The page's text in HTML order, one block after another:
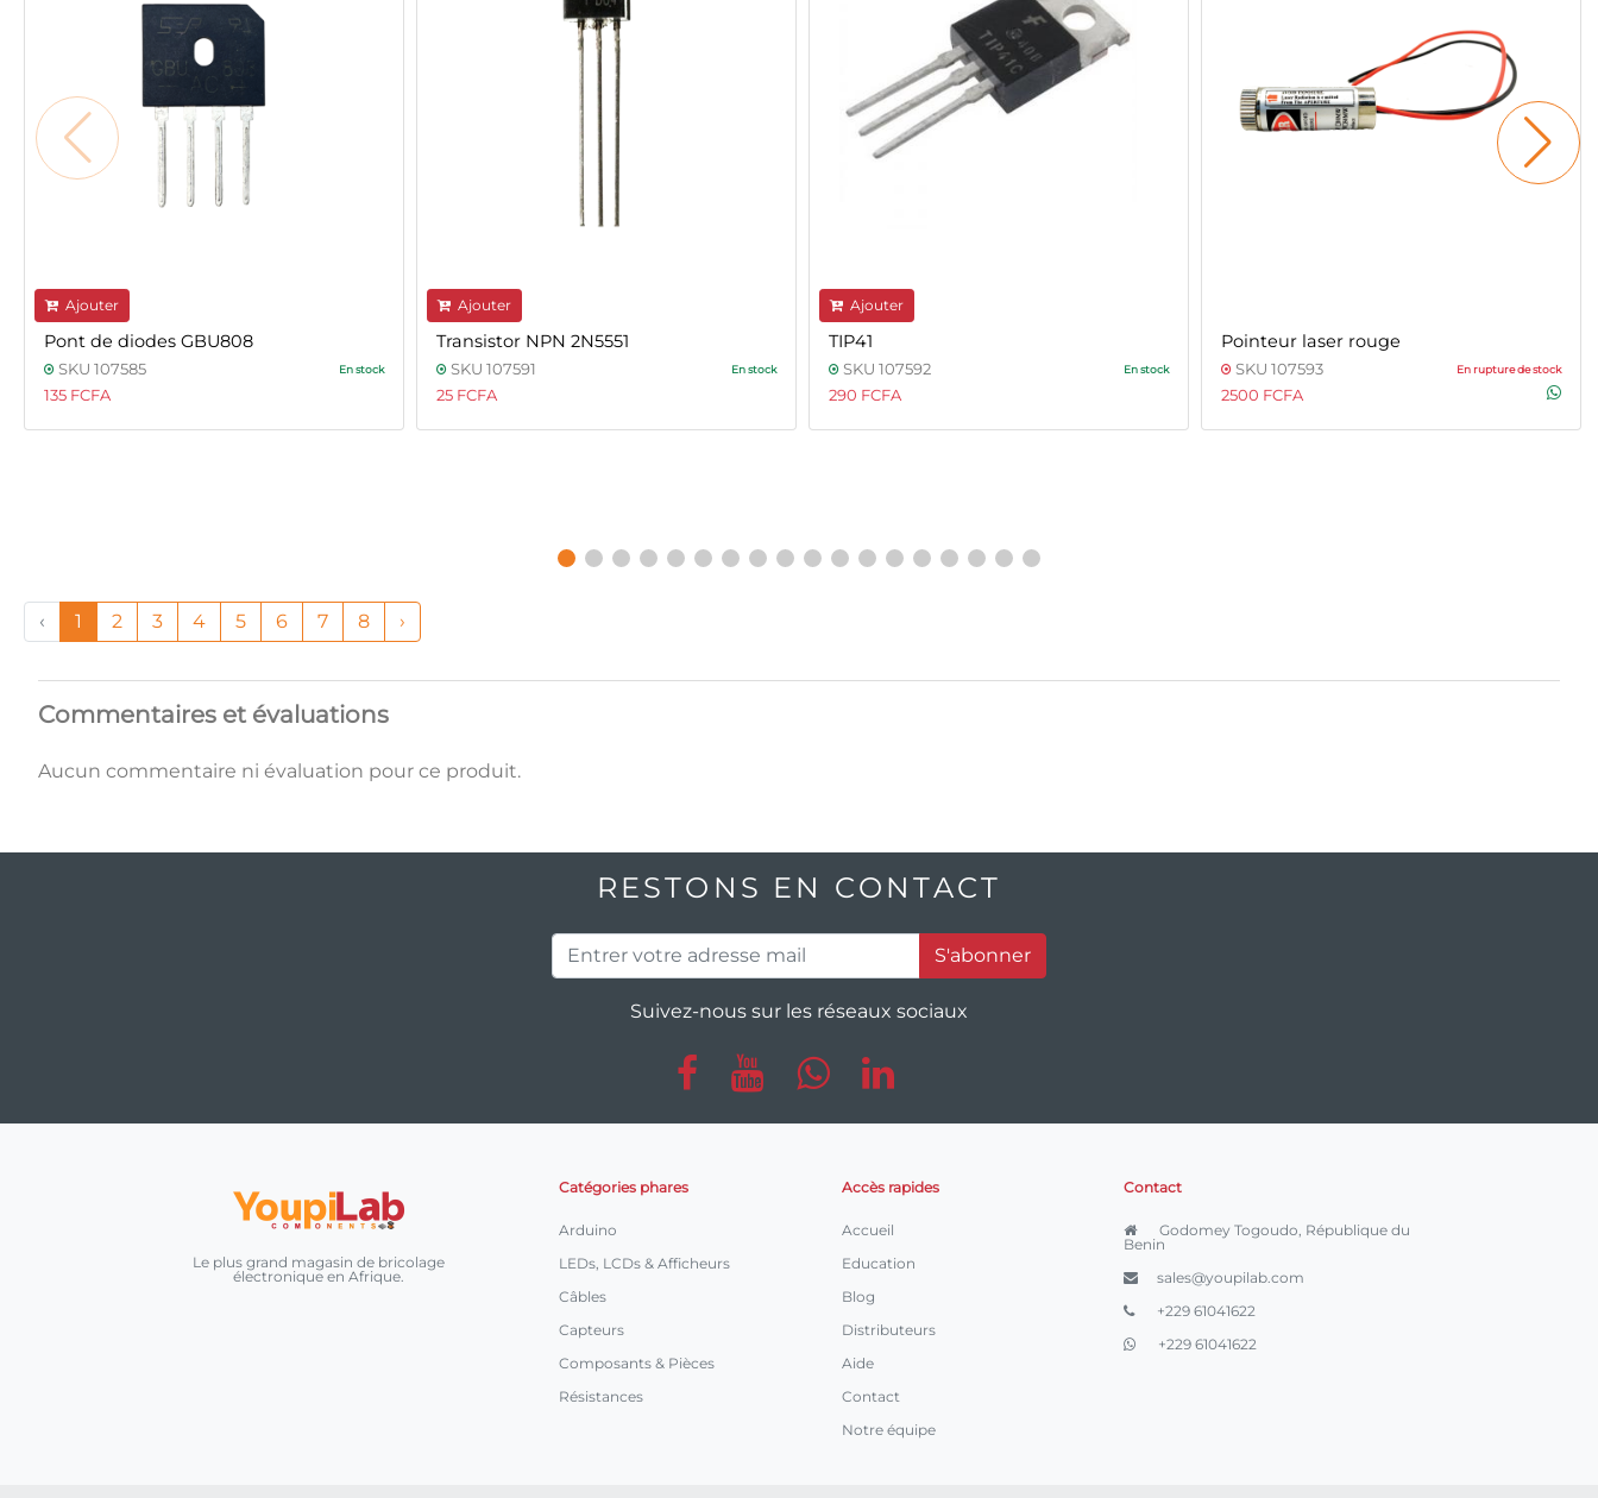
Ajouter
Pont de diodes GBU808
SKU 107585 En stock
135 FCFA
Ajouter
Transistor NPN 2N5551
SKU 107591 En stock
25 FCFA
Ajouter
TIP41
SKU 107592 En stock
290 FCFA
Pointeur laser rouge
SKU 107593 En rupture de stock
2500 FCFA
‹ 1 2 3 4 5 6 7 8 ›
Commentaires et évaluations
Aucun commentaire ni évaluation pour ce produit.
RESTONS EN CONTACT
S'abonner
Suivez-nous sur les réseaux sociaux
Le plus grand magasin de bricolage
électronique en Afrique.
Catégories phares
Arduino
LEDs, LCDs & Afficheurs
Câbles
Capteurs
Composants & Pièces
Résistances
Accès rapides
Accueil
Education
Blog
Distributeurs
Aide
Contact
Notre équipe
Contact
Godomey Togoudo, République du
Benin
sales@youpilab.com
+229 61041622
+229 61041622